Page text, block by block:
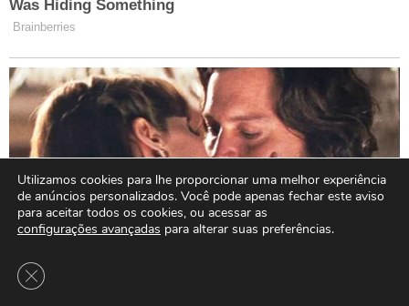
Utilizamos cookies para lhe proporcionar uma melhor experiência
de anúncios personalizados. Você pode apenas fechar este aviso
para aceitar todos os cookies, ou acessar as
configurações avançadas para alterar suas preferências.
Close GDPR Cookie Banner